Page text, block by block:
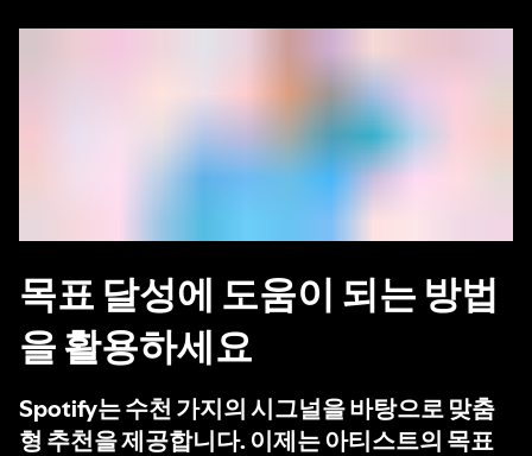
목표 달성에 도움이 되는 방법
을 활용하세요
Spotify는 수천 가지의 시그널을 바탕으로 맞춤
형 추천을 제공합니다. 이제는 아티스트의 목표